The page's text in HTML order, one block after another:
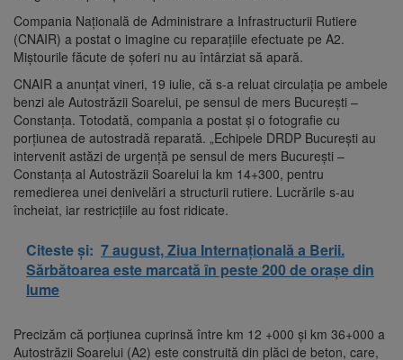
Compania Naţională de Administrare a Infrastructurii Rutiere
(CNAIR) a postat o imagine cu reparaţiile efectuate pe A2.
Miștourile făcute de șoferi nu au întârziat să apară.
CNAIR a anunţat vineri, 19 iulie, că s-a reluat circulaţia pe ambele
benzi ale Autostrăzii Soarelui, pe sensul de mers Bucureşti –
Constanţa. Totodată, compania a postat şi o fotografie cu
porţiunea de autostradă reparată. „Echipele DRDP Bucureşti au
intervenit astăzi de urgenţă pe sensul de mers Bucureşti –
Constanţa al Autostrăzii Soarelui la km 14+300, pentru
remedierea unei denivelări a structurii rutiere. Lucrările s-au
încheiat, iar restricţiile au fost ridicate.
Citeste și: 7 august, Ziua Internațională a Berii.
Sărbătoarea este marcată în peste 200 de orașe din
lume
Precizăm că porţiunea cuprinsă între km 12 +000 şi km 36+000 a
Autostrăzii Soarelui (A2) este construită din plăci de beton, care,